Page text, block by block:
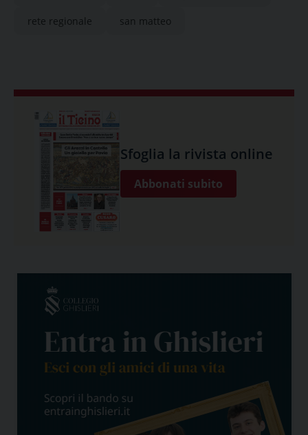
rete regionale san matteo
Sfoglia la rivista online
Abbonati subito